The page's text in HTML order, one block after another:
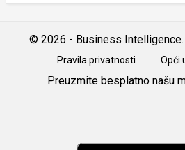
© 2026 - Business Intelligence.
Pravila privatnosti Opći
Preuzmite besplatno našu